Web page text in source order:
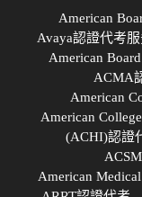
American
Avaya認證代考
American
ACMA
American
American
(ACHI)認證
American